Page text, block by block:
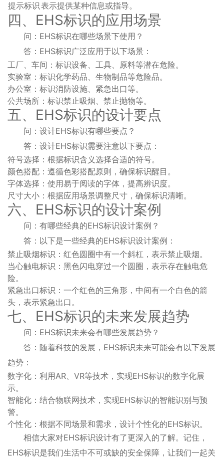
提示标识表示提供某种信息或指导。
四、EHS标识的应用场景
问：EHS标识在哪些场景下使用？
答：EHS标识广泛应用于以下场景：
工厂、车间：标识设备、工具、原料等潜在危险。
实验室：标识化学药品、生物制品等危险品。
办公室：标识消防设施、紧急出口等。
公共场所：标识禁止吸烟、禁止抛物等。
五、EHS标识的设计要点
问：设计EHS标识有哪些要点？
答：设计EHS标识需要注意以下要点：
符号选择：根据标识含义选择合适的符号。
颜色搭配：遵循色彩搭配原则，确保标识醒目。
字体选择：使用易于阅读的字体，提高辨识度。
尺寸大小：根据应用场景调整尺寸，确保标识清晰。
六、EHS标识的设计案例
问：有哪些经典的EHS标识设计案例？
答：以下是一些经典的EHS标识设计案例：
禁止吸烟标识：红色圆圈中有一个斜杠，表示禁止吸烟。
当心触电标识：黑色闪电穿过一个圆圈，表示存在触电危
险。
紧急出口标识：一个红色的三角形，中间有一个白色的箭
头，表示紧急出口。
七、EHS标识的未来发展趋势
问：EHS标识未来会有哪些发展趋势？
答：随着科技的发展，EHS标识未来可能会有以下发展
趋势：
数字化：利用AR、VR等技术，实现EHS标识的数字化展
示。
智能化：结合物联网技术，实现EHS标识的智能识别与预
警。
个性化：根据不同场景和需求，设计个性化的EHS标识。
相信大家对EHS标识设计有了更深入的了解。记住，
EHS标识是我们生活中不可或缺的安全保障，让我们一起关